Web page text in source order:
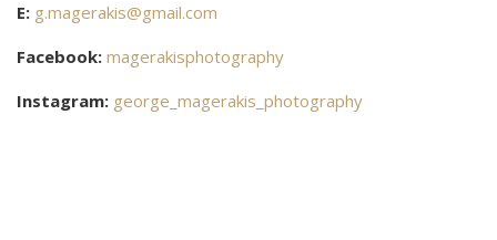
E: g.magerakis@gmail.com
Facebook: magerakisphotography
Instagram: george_magerakis_photography